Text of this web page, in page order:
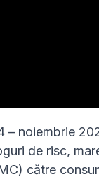
noiembrie
de risc,
către